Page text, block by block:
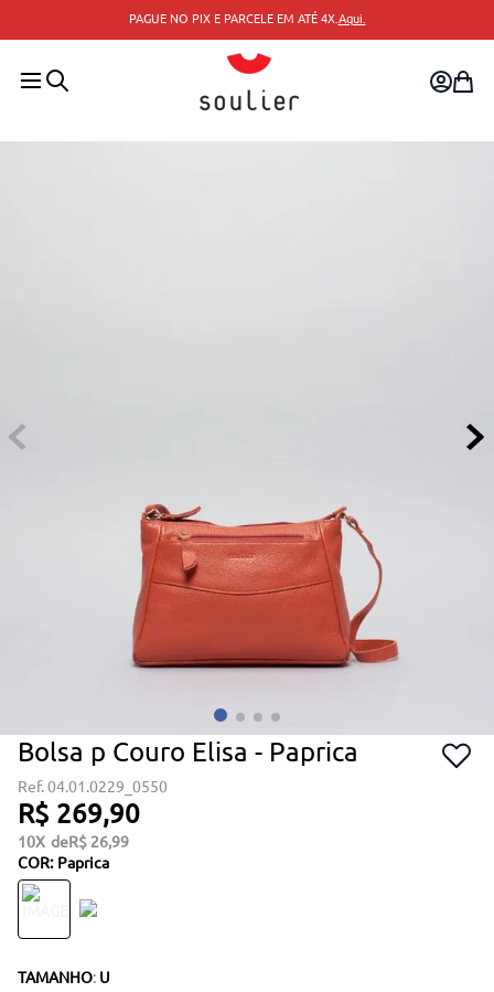
PAGUE NO PIX E PARCELE EM ATÉ 4X.Aqui.
Bolsa p Couro Elisa - Paprica
04.01.0229_0550
R$ 269,90
10 R$ 26,99
COR: Paprica
TAMANHO: U